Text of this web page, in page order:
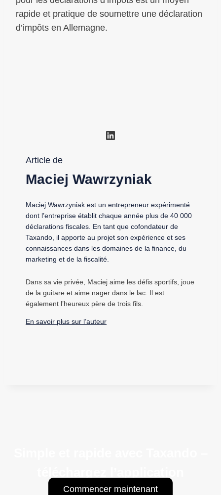
rapide et pratique de soumettre une déclaration
d’impôts en Allemagne.
LinkedIn
Article de
Maciej Wawrzyniak
Maciej Wawrzyniak est un entrepreneur expérimenté
dont l’entreprise établit chaque année plus de 40 000
déclarations fiscales. En tant que cofondateur de
Taxando, il apporte au projet son expérience et ses
connaissances dans les domaines de la finance, du
marketing et de la fiscalité.
Dans sa vie privée, Maciej aime les défis sportifs, joue
de la guitare et aime nager dans le lac. Il est
également l’heureux père de trois fils.
En savoir plus sur l’auteur
Commencer maintenant